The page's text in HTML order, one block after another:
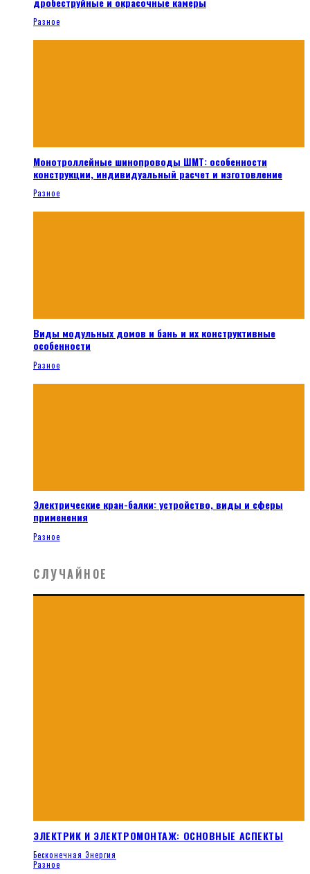
Разное
Монотроллейные шинопроводы ШМТ: особенности
конструкции, индивидуальный расчет и изготовление
Разное
Виды модульных домов и бань и их конструктивные
особенности
Разное
Электрические кран-балки: устройство, виды и сферы
применения
Разное
СЛУЧАЙНОЕ
ЭЛЕКТРИК И ЭЛЕКТРОМОНТАЖ: ОСНОВНЫЕ АСПЕКТЫ
Бесконечная Энергия
Разное